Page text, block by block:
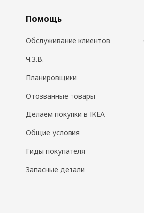
Помощь
Обслуживание клиентов
Ч.З.В.
Планировщики
Отозванные товары
Делаем покупки в IKEA
Общие условия
Гиды покупателя
Запасные детали